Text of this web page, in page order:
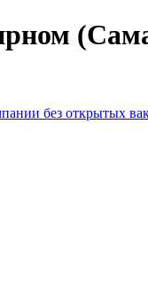
без открытых